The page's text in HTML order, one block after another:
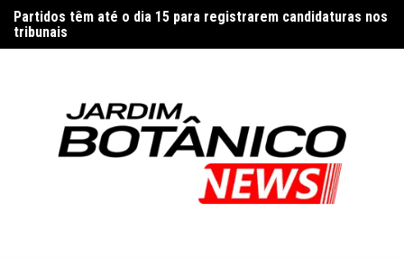
para
o
Partidos têm até o dia 15 para registrarem candidaturas nos
tribunais